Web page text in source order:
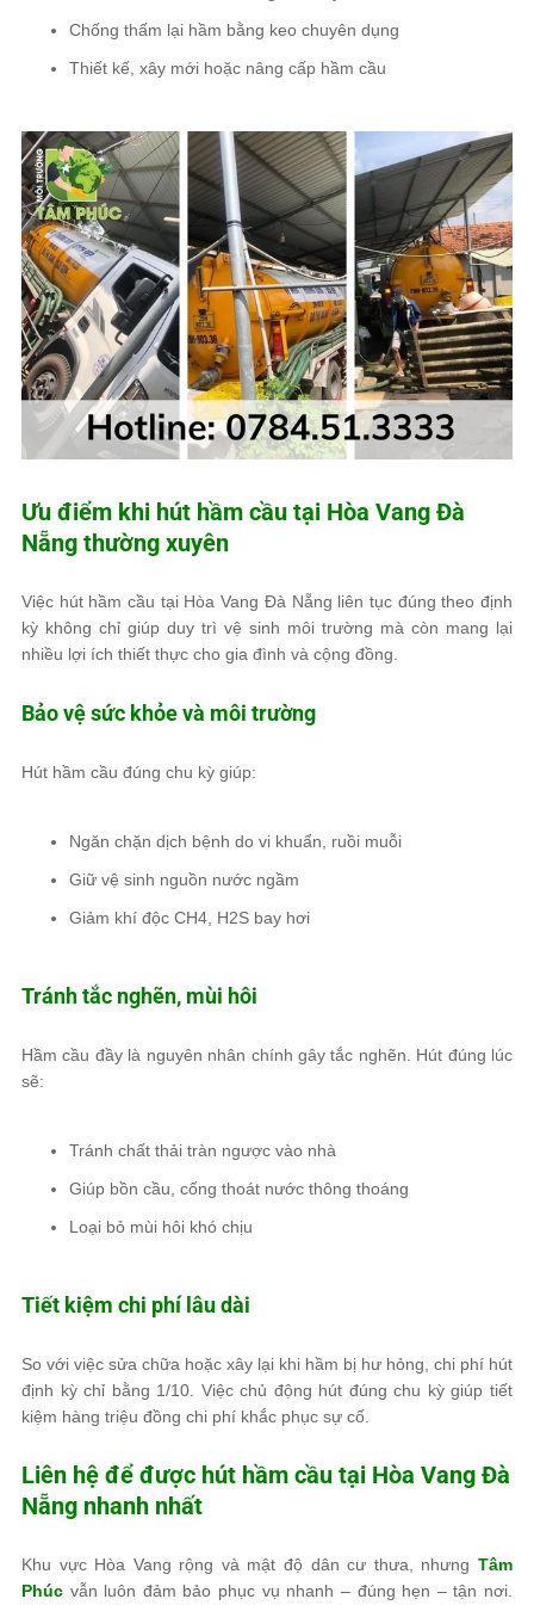
Chống thấm lại hầm bằng keo chuyên dụng
Thiết kế, xây mới hoặc nâng cấp hầm cầu
Ưu điểm khi hút hầm cầu tại Hòa Vang Đà
Nẵng thường xuyên
Việc hút hầm cầu tại Hòa Vang Đà Nẵng liên tục đúng theo định
kỳ không chỉ giúp duy trì vệ sinh môi trường mà còn mang lại
nhiều lợi ích thiết thực cho gia đình và cộng đồng.
Bảo vệ sức khỏe và môi trường
Hút hầm cầu đúng chu kỳ giúp:
Ngăn chặn dịch bệnh do vi khuẩn, ruồi muỗi
Giữ vệ sinh nguồn nước ngầm
Giảm khí độc CH4, H2S bay hơi
Tránh tắc nghẽn, mùi hôi
Hầm cầu đầy là nguyên nhân chính gây tắc nghẽn. Hút đúng lúc
sẽ:
Tránh chất thải tràn ngược vào nhà
Giúp bồn cầu, cống thoát nước thông thoáng
Loại bỏ mùi hôi khó chịu
Tiết kiệm chi phí lâu dài
So với việc sửa chữa hoặc xây lại khi hầm bị hư hỏng, chi phí hút
định kỳ chỉ bằng 1/10. Việc chủ động hút đúng chu kỳ giúp tiết
kiệm hàng triệu đồng chi phí khắc phục sự cố.
Liên hệ để được hút hầm cầu tại Hòa Vang Đà
Nẵng nhanh nhất
Khu vực Hòa Vang rộng và mật độ dân cư thưa, nhưng Tâm
Phúc vẫn luôn đảm bảo phục vụ nhanh – đúng hẹn – tận nơi.